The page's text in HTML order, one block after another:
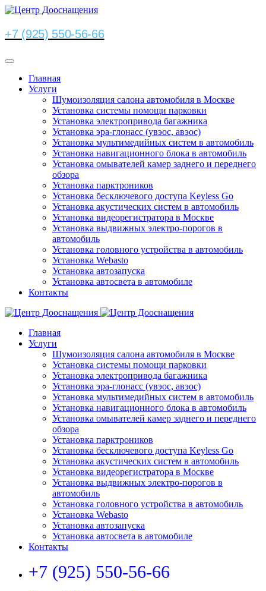
+7 (925) 550-56-66
Главная
Услуги
Шумоизоляция салона автомобиля в Москве
Установка системы помощи парковки
Установка электропривода багажника
Установка эра-глонасс (увэос, авэос)
Установка мультимедийных систем в автомобиль
Установка навигационного блока в автомобиль
Установка омывателей камер заднего и переднего
обзора
Установка парктроников
Установка бесключевого доступа Keyless Go
Установка акустических систем в автомобиль
Установка видеорегистратора в Москве
Установка выдвижных электро-порогов в
автомобиль
Установка головного устройства в автомобиль
Установка Webasto
Установка автозапуска
Установка автосвета в автомобиле
Контакты
Главная
Услуги
Шумоизоляция салона автомобиля в Москве
Установка системы помощи парковки
Установка электропривода багажника
Установка эра-глонасс (увэос, авэос)
Установка мультимедийных систем в автомобиль
Установка навигационного блока в автомобиль
Установка омывателей камер заднего и переднего
обзора
Установка парктроников
Установка бесключевого доступа Keyless Go
Установка акустических систем в автомобиль
Установка видеорегистратора в Москве
Установка выдвижных электро-порогов в
автомобиль
Установка головного устройства в автомобиль
Установка Webasto
Установка автозапуска
Установка автосвета в автомобиле
Контакты
+7 (925) 550-56-66